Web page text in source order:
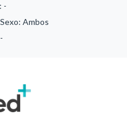
-
Ambos
-